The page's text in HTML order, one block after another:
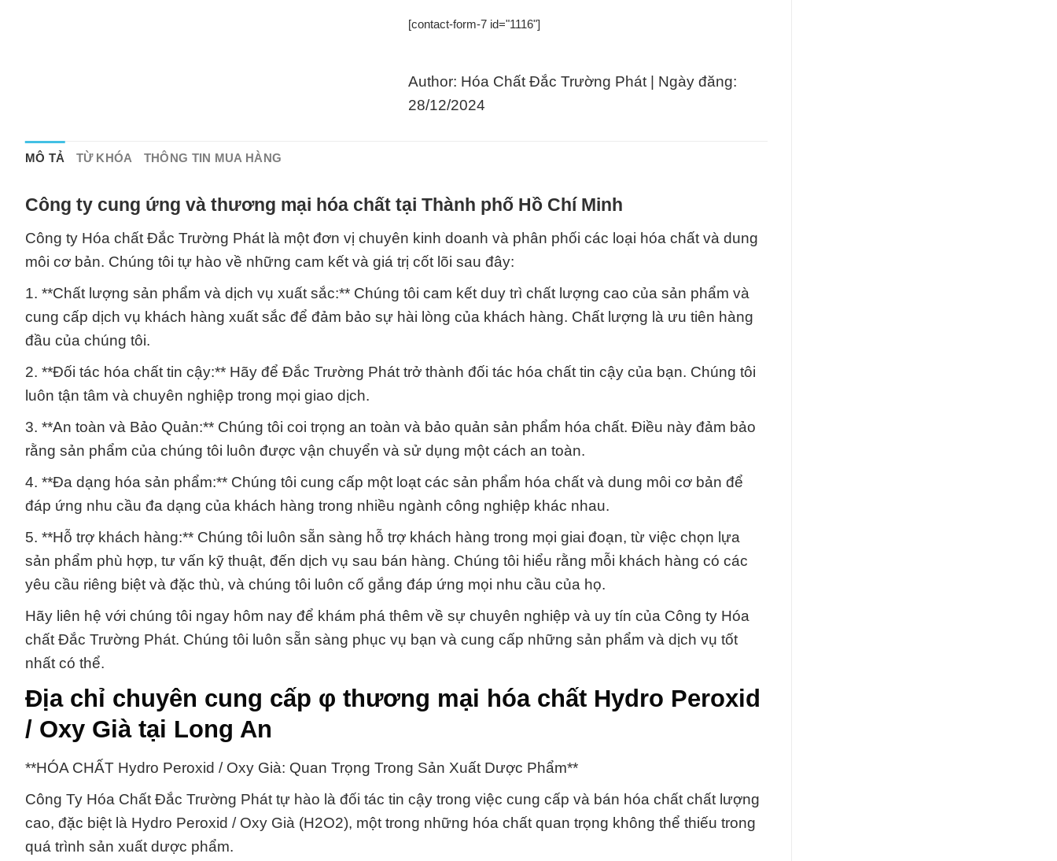
[contact-form-7 id="1116"]
Author: Hóa Chất Đắc Trường Phát | Ngày đăng:
28/12/2024
MÔ TẢ TỪ KHÓA THÔNG TIN MUA HÀNG
Công ty cung ứng và thương mại hóa chất tại Thành phố Hồ Chí Minh
Công ty Hóa chất Đắc Trường Phát là một đơn vị chuyên kinh doanh và phân phối các loại hóa chất và dung
môi cơ bản. Chúng tôi tự hào về những cam kết và giá trị cốt lõi sau đây:
1. **Chất lượng sản phẩm và dịch vụ xuất sắc:** Chúng tôi cam kết duy trì chất lượng cao của sản phẩm và
cung cấp dịch vụ khách hàng xuất sắc để đảm bảo sự hài lòng của khách hàng. Chất lượng là ưu tiên hàng
đầu của chúng tôi.
2. **Đối tác hóa chất tin cậy:** Hãy để Đắc Trường Phát trở thành đối tác hóa chất tin cậy của bạn. Chúng tôi
luôn tận tâm và chuyên nghiệp trong mọi giao dịch.
3. **An toàn và Bảo Quản:** Chúng tôi coi trọng an toàn và bảo quản sản phẩm hóa chất. Điều này đảm bảo
rằng sản phẩm của chúng tôi luôn được vận chuyển và sử dụng một cách an toàn.
4. **Đa dạng hóa sản phẩm:** Chúng tôi cung cấp một loạt các sản phẩm hóa chất và dung môi cơ bản để
đáp ứng nhu cầu đa dạng của khách hàng trong nhiều ngành công nghiệp khác nhau.
5. **Hỗ trợ khách hàng:** Chúng tôi luôn sẵn sàng hỗ trợ khách hàng trong mọi giai đoạn, từ việc chọn lựa
sản phẩm phù hợp, tư vấn kỹ thuật, đến dịch vụ sau bán hàng. Chúng tôi hiểu rằng mỗi khách hàng có các
yêu cầu riêng biệt và đặc thù, và chúng tôi luôn cố gắng đáp ứng mọi nhu cầu của họ.
Hãy liên hệ với chúng tôi ngay hôm nay để khám phá thêm về sự chuyên nghiệp và uy tín của Công ty Hóa
chất Đắc Trường Phát. Chúng tôi luôn sẵn sàng phục vụ bạn và cung cấp những sản phẩm và dịch vụ tốt
nhất có thể.
Địa chỉ chuyên cung cấp φ thương mại hóa chất Hydro Peroxid
/ Oxy Già tại Long An
**HÓA CHẤT Hydro Peroxid / Oxy Già: Quan Trọng Trong Sản Xuất Dược Phẩm**
Công Ty Hóa Chất Đắc Trường Phát tự hào là đối tác tin cậy trong việc cung cấp và bán hóa chất chất lượng
cao, đặc biệt là Hydro Peroxid / Oxy Già (H2O2), một trong những hóa chất quan trọng không thể thiếu trong
quá trình sản xuất dược phẩm.